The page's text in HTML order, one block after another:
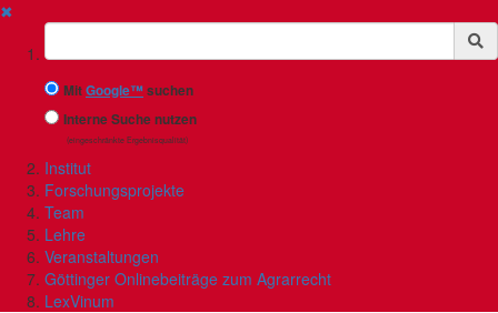
✖
Suchbegriff
MitGoogle™suchen
Interne Suche nutzen
(eingeschränkte Ergebnisqualität)
Institut
Forschungsprojekte
Team
Lehre
Veranstaltungen
Göttinger Onlinebeiträge zum Agrarrecht
LexVinum